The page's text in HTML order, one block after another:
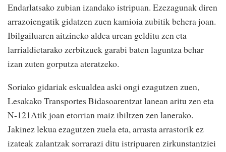
Endarlatsako zubian izandako istripuan. Ezezagunak diren
arrazoiengatik gidatzen zuen kamioia zubitik behera joan.
Ibilgailuaren aitzineko aldea urean gelditu zen eta
larrialdietarako zerbitzuek garabi baten laguntza behar
izan zuten gorputza ateratzeko.
Soriako gidariak eskualdea aski ongi ezagutzen zuen,
Lesakako Transportes Bidasoarentzat lanean aritu zen eta
N-121Atik joan etorrian maiz ibiltzen zen lanerako.
Jakinez lekua ezagutzen zuela eta, arrasta arrastorik ez
izateak zalantzak sorrarazi ditu istripuaren zirkunstantziei